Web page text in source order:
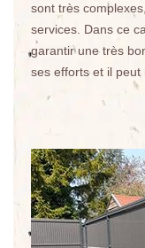
sont très
services. Dans ce
garantir une très
ses efforts et il peut